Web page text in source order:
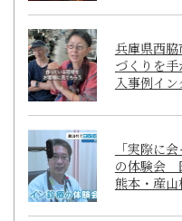
兵庫県西
づくりを
入事例イン
「実際に
の体験会
熊本・産